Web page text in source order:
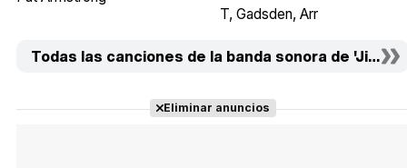
T Gadsden Arr
Todas las canciones de la banda sonora de 'Jimmy
Eliminar anuncios